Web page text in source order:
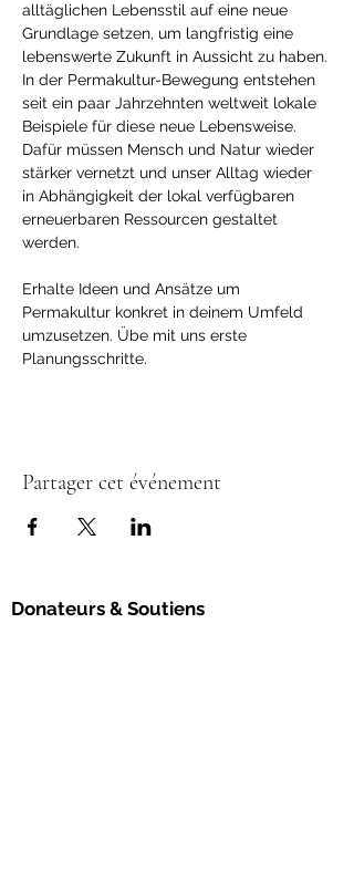
alltäglichen Lebensstil auf eine neue
Grundlage setzen, um langfristig eine
lebenswerte Zukunft in Aussicht zu haben.
In der Permakultur-Bewegung entstehen
seit ein paar Jahrzehnten weltweit lokale
Beispiele für diese neue Lebensweise.
Dafür müssen Mensch und Natur wieder
stärker vernetzt und unser Alltag wieder
in Abhängigkeit der lokal verfügbaren
erneuerbaren Ressourcen gestaltet
werden.
Erhalte Ideen und Ansätze um
Permakultur konkret in deinem Umfeld
umzusetzen. Übe mit uns erste
Planungsschritte.
Partager cet événement
Donateurs & Soutiens